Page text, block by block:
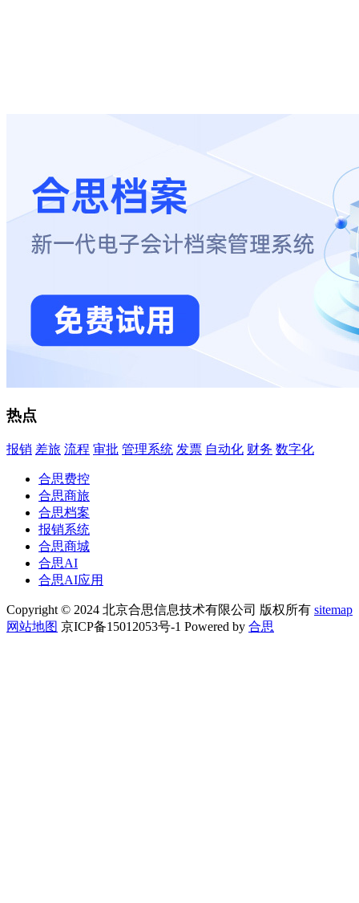
热点
报销 差旅 流程 审批 管理系统 发票 自动化 财务 数字化
合思费控
合思商旅
合思档案
报销系统
合思商城
合思AI
合思AI应用
Copyright © 2024 北京合思信息技术有限公司 版权所有 sitemap
网站地图 京ICP备15012053号-1 Powered by 合思